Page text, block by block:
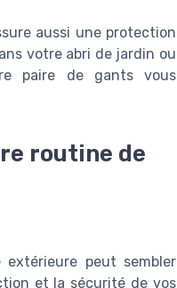
aussi une protection
votre abri de jardin ou
paire de gants vous
routine de
peut sembler
et la sécurité de vos